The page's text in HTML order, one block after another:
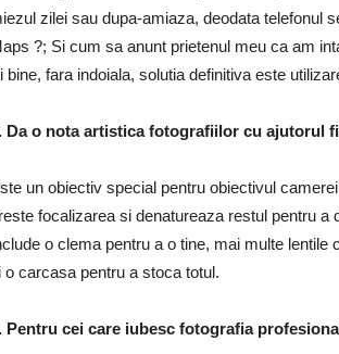
zilei sau dupa-amiaza, deodata telefonul
?; Si cum sa anunt prietenul meu ca am
bine, fara indoiala, solutia definitiva este
Da o nota artistica fotografiilor cu ajutorul
un obiectiv special pentru obiectivul
focalizarea si denatureaza restul pentru a
o clema pentru a o tine, mai multe
o carcasa pentru a stoca totul.
Pentru cei care iubesc fotografia